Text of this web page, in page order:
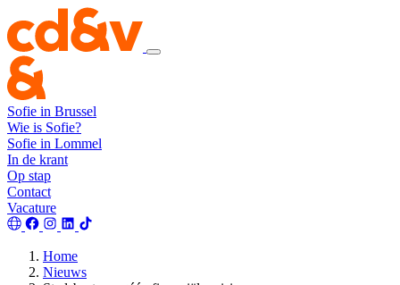
Sofie in Brussel
Wie is Sofie?
Sofie in Lommel
In de krant
Op stap
Contact
Vacature
Home
Nieuws